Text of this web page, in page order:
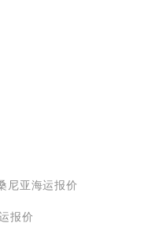
尼亚海运报价
报价